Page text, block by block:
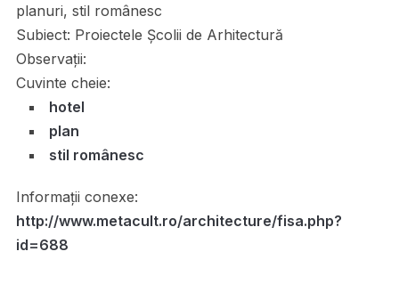
planuri, stil românesc
Subiect: Proiectele Școlii de Arhitectură
Observații:
Cuvinte cheie:
hotel
plan
stil românesc
Informații conexe:
http://www.metacult.ro/architecture/fisa.php?
id=688